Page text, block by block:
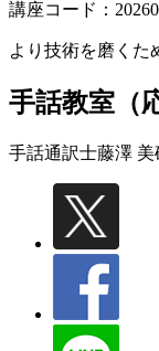
講座コード：
より技術を磨くた
手話教室（
手話通訳士藤澤 美